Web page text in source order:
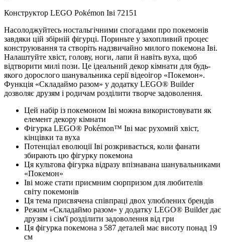
Конструктор LEGO Pokémon Іві 72151
Насолоджуйтесь ностальгічними спогадами про покемонів
завдяки цій збірній фігурці. Пориньте у захопливий процес
конструювання та створіть надзвичайно милого покемона Іві.
Налаштуйте хвіст, голову, ноги, лапи й навіть вуха, щоб
відтворити милі пози. Це ідеальний декор кімнати для будь-
якого дорослого шанувальника серії відеоігор «Покемон».
Функція «Складаймо разом» у додатку LEGO® Builder
дозволяє друзям і родичам розділити творче задоволення.
Цей набір із покемоном Іві можна використовувати як
елемент декору кімнати
Фігурка LEGO® Pokémon™ Іві має рухомий хвіст,
кінцівки та вуха
Потенціал еволюції Іві розкривається, коли фанати
збирають цю фігурку покемона
Ця культова фігурка відразу впізнавана шанувальниками
«Покемон»
Іві може стати приємним сюрпризом для любителів
світу покемонів
Ця тема присвячена співпраці двох улюблених брендів
Режим «Складаймо разом» у додатку LEGO® Builder дає
друзям і сім'ї розділити задоволення від гри
Ця фігурка покемона з 587 деталей має висоту понад 19
см